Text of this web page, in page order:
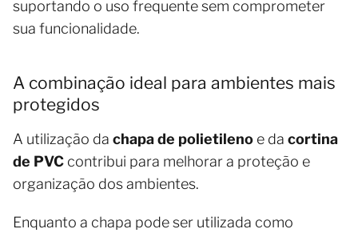
suportando o uso frequente sem comprometer
sua funcionalidade.
A combinação ideal para ambientes mais
protegidos
A utilização da chapa de polietileno e da cortina
de PVC contribui para melhorar a proteção e
organização dos ambientes.
Enquanto a chapa pode ser utilizada como